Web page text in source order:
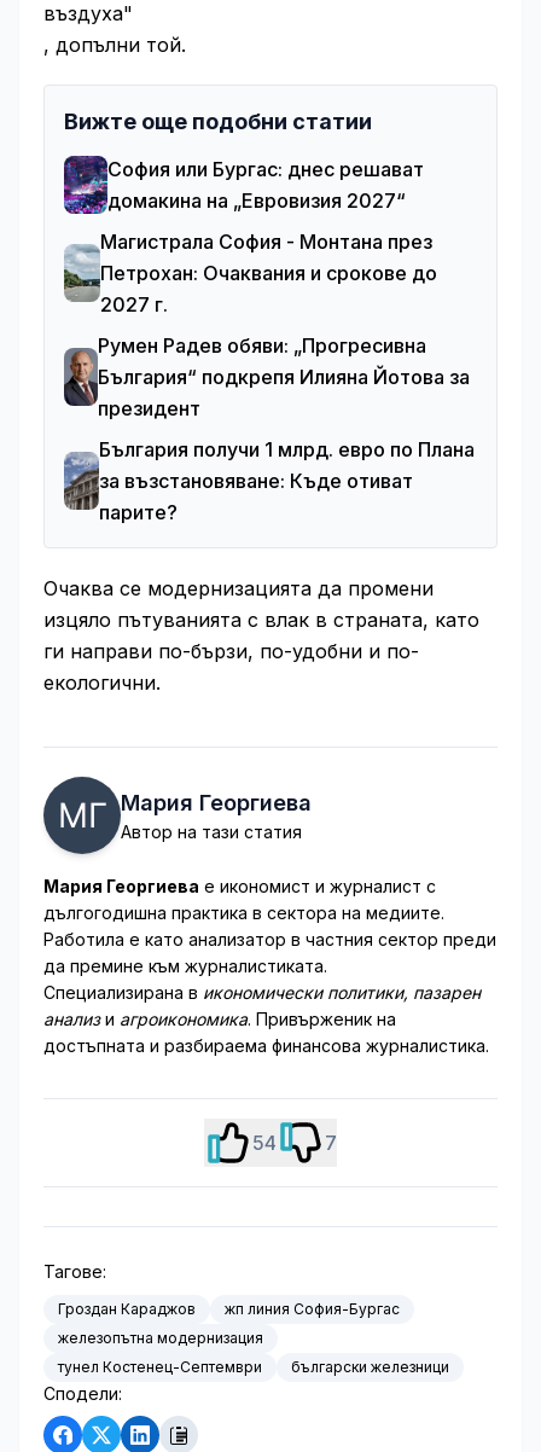
въздуха"
, допълни той.
Вижте още подобни статии
София или Бургас: днес решават
домакина на „Евровизия 2027“
Магистрала София - Монтана през
Петрохан: Очаквания и срокове до
2027 г.
Румен Радев обяви: „Прогресивна
България“ подкрепя Илияна Йотова за
президент
България получи 1 млрд. евро по Плана
за възстановяване: Къде отиват
парите?
Очаква се модернизацията да промени
изцяло пътуванията с влак в страната, като
ги направи по-бързи, по-удобни и по-
екологични.
Мария Георгиева
Автор на тази статия
Мария Георгиева е икономист и журналист с
дългогодишна практика в сектора на медиите.
Работила е като анализатор в частния сектор преди
да премине към журналистиката.
Специализирана в икономически политики, пазарен
анализи агроикономика. Привърженик на
достъпната и разбираема финансова журналистика.
54 7
Тагове:
Гроздан Караджов
жп линия София-Бургас
железопътна модернизация
тунел Костенец-Септември
български железници
Сподели: